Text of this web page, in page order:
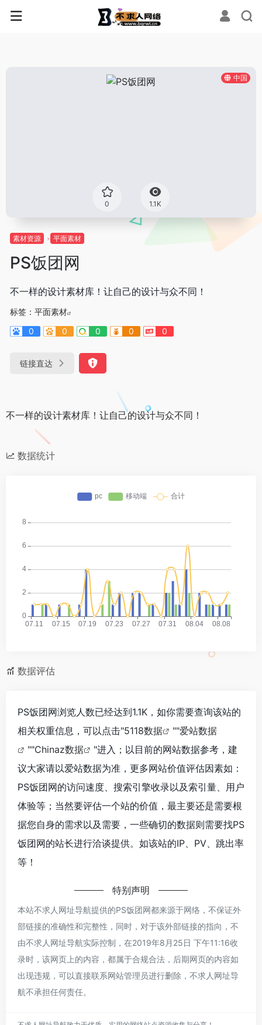
中国
0 1.1K
素材资源 平面素材
PS饭团网
不一样的设计素材库！让自己的设计与众不同！
标签： 平面素材
0
0 0 0 0
链接直达
不一样的设计素材库！让自己的设计与众不同！
数据统计
数据评估
PS饭团网浏览人数已经达到1.1K，如你需要查询该站的
相关权重信息，可以点击"5118数据 ""爱站数据
""Chinaz数据
"进入；以目前的网站数据参考，建
议大家请以爱站数据为准，更多网站价值评估因素如：
PS饭团网的访问速度、搜索引擎收录以及索引量、用户
体验等；当然要评估一个站的价值，最主要还是需要根
据您自身的需求以及需要，一些确切的数据则需要找PS
饭团网的站长进行洽谈提供。如该站的IP、PV、跳出率
等！
特别声明
本站不求人网址导航提供的PS饭团网都来源于网络，不保证外
部链接的准确性和完整性，同时，对于该外部链接的指向，不
由不求人网址导航实际控制，在2019年8月25日 下午11:16收
录时，该网页上的内容，都属于合规合法，后期网页的内容如
出现违规，可以直接联系网站管理员进行删除，不求人网址导
航不承担任何责任。